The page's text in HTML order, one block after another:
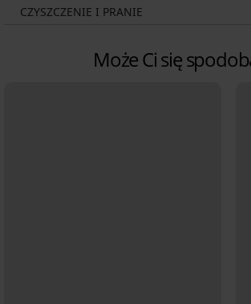
CZYSZCZENIE I PRANIE
Może Ci się